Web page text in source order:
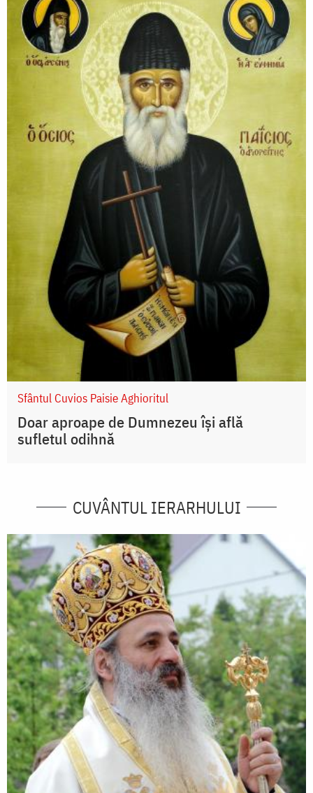
Sfântul Cuvios Paisie Aghioritul
Doar aproape de Dumnezeu își află
sufletul odihnă
CUVÂNTUL IERARHULUI